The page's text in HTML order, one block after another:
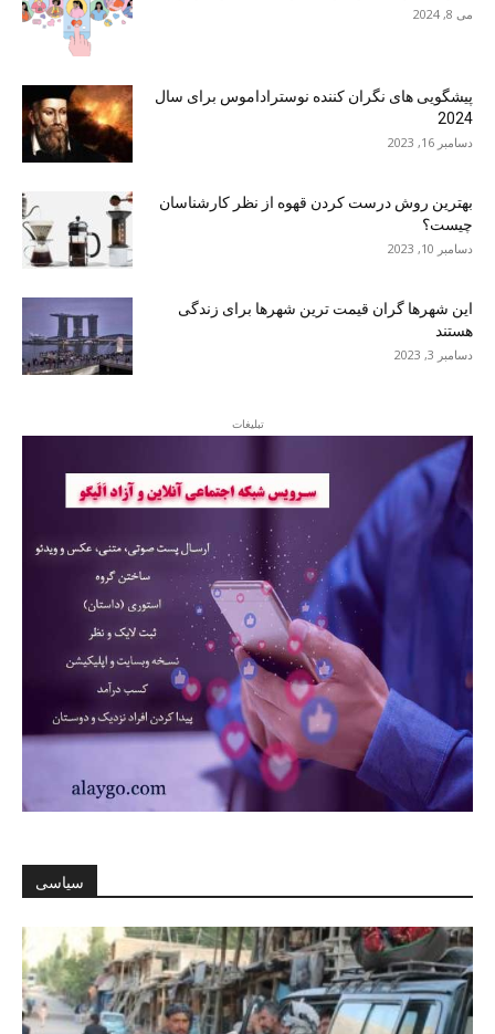
می 8, 2024
پیشگویی های نگران کننده نوستراداموس برای سال
2024
دسامبر 16, 2023
بهترین روش درست کردن قهوه از نظر کارشناسان
چیست؟
دسامبر 10, 2023
این شهرها گران قیمت ترین شهرها برای زندگی
هستند
دسامبر 3, 2023
تبلیغات
سیاسی